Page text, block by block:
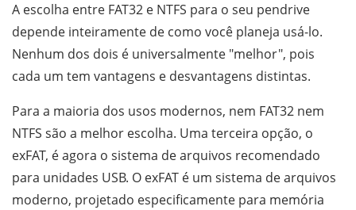
A escolha entre FAT32 e NTFS para o seu pendrive
depende inteiramente de como você planeja usá-lo.
Nenhum dos dois é universalmente "melhor", pois
cada um tem vantagens e desvantagens distintas.
Para a maioria dos usos modernos, nem FAT32 nem
NTFS são a melhor escolha. Uma terceira opção, o
exFAT, é agora o sistema de arquivos recomendado
para unidades USB. O exFAT é um sistema de arquivos
moderno, projetado especificamente para memória